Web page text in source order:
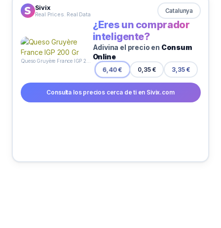
Sivix
Real Prices. Real Data Catalunya
¿Eres un comprador
inteligente?
Adivina el precio en Consum
Online
6,40 € 0,35 € 3,35 €
Consulta los precios cerca de ti en Sivix.com